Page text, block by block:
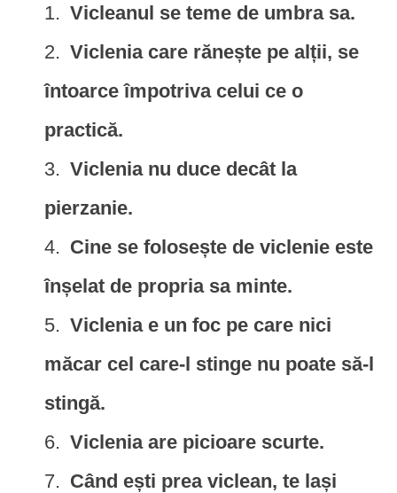
Vicleanul se teme de umbra sa.
Viclenia care rănește pe alții, se
întoarce împotriva celui ce o
practică.
Viclenia nu duce decât la
pierzanie.
Cine se folosește de viclenie este
înșelat de propria sa minte.
Viclenia e un foc pe care nici
măcar cel care-l stinge nu poate să-l
stingă.
Viclenia are picioare scurte.
Când ești prea viclean, te lași